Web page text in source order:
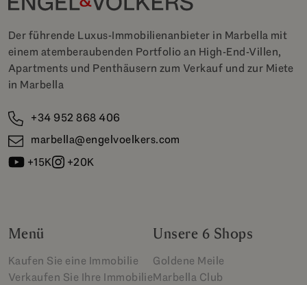
Der führende Luxus-Immobilienanbieter in Marbella mit
einem atemberaubenden Portfolio an High-End-Villen,
Apartments und Penthäusern zum Verkauf und zur Miete
in Marbella
+34 952 868 406
marbella@engelvoelkers.com
+15K
+20K
Menü
Kaufen Sie eine Immobilie
Verkaufen Sie Ihre Immobilie
Unsere 6 Shops
Goldene Meile
Marbella Club